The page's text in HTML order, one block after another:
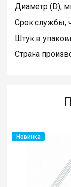
Диаметр (D),
Срок службы,
Штук в
Страна
Новинка